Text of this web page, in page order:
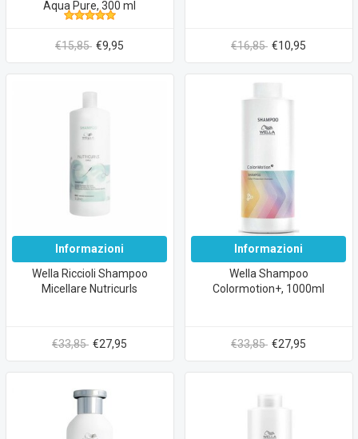
Aqua Pure, 300 ml
€15,85 €9,95 €16,85 €10,95
Informazioni
Wella Riccioli Shampoo
Micellare Nutricurls
€33,85 €27,95
Informazioni
Wella Shampoo
Colormotion+, 1000ml
€33,85 €27,95